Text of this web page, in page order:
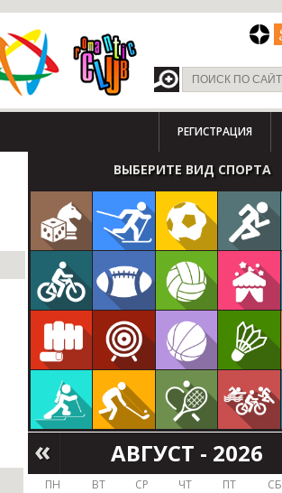
РЕГИСТРАЦИЯ
ВЫБЕРИТЕ ВИД СПОРТА
АВГУСТ - 2026
ПН ВТ СР ЧТ ПТ СБ